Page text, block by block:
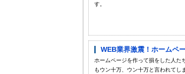
す。
WEB業界激震！ホームペ
ホームページを作って損をした人た
もウン十万、ウン十万と言われてし